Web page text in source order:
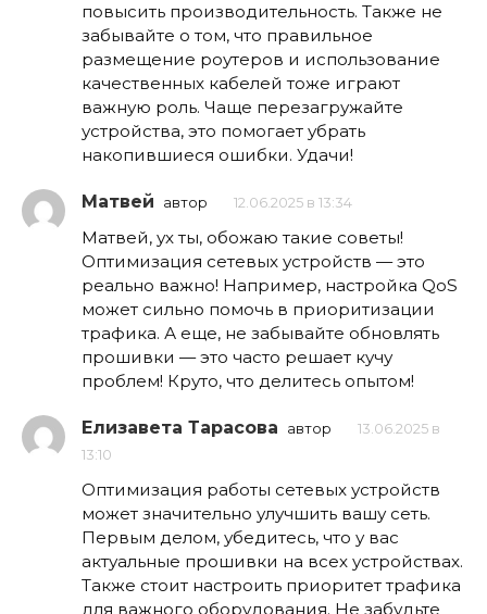
повысить производительность. Также не
забывайте о том, что правильное
размещение роутеров и использование
качественных кабелей тоже играют
важную роль. Чаще перезагружайте
устройства, это помогает убрать
накопившиеся ошибки. Удачи!
Матвей автор 12.06.2025 в 13:34
Матвей, ух ты, обожаю такие советы!
Оптимизация сетевых устройств — это
реально важно! Например, настройка QoS
может сильно помочь в приоритизации
трафика. А еще, не забывайте обновлять
прошивки — это часто решает кучу
проблем! Круто, что делитесь опытом!
Елизавета Тарасова автор
13.06.2025 в
13:10
Оптимизация работы сетевых устройств
может значительно улучшить вашу сеть.
Первым делом, убедитесь, что у вас
актуальные прошивки на всех устройствах.
Также стоит настроить приоритет трафика
для важного оборудования. Не забудьте